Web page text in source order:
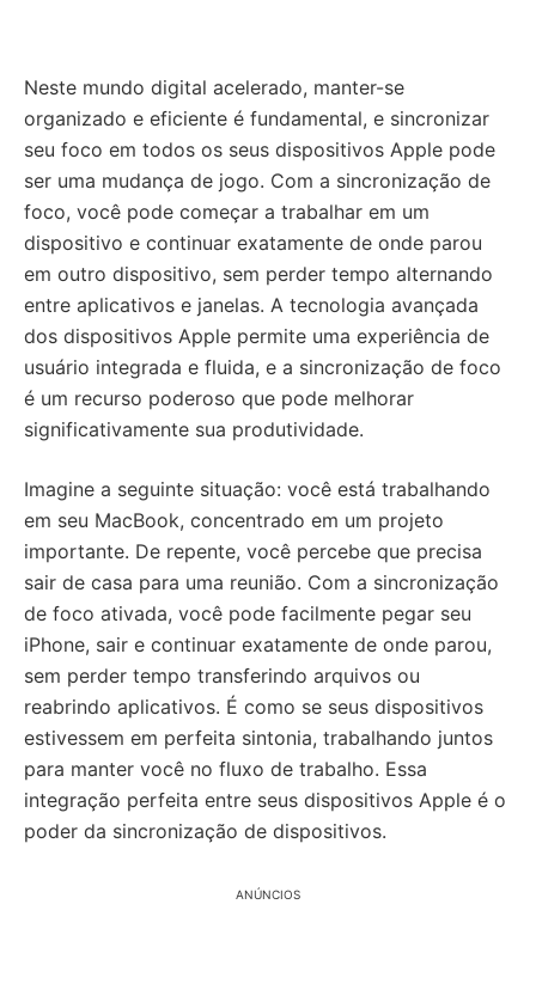
Neste mundo digital acelerado, manter-se
organizado e eficiente é fundamental, e sincronizar
seu foco em todos os seus dispositivos Apple pode
ser uma mudança de jogo. Com a sincronização de
foco, você pode começar a trabalhar em um
dispositivo e continuar exatamente de onde parou
em outro dispositivo, sem perder tempo alternando
entre aplicativos e janelas. A tecnologia avançada
dos dispositivos Apple permite uma experiência de
usuário integrada e fluida, e a sincronização de foco
é um recurso poderoso que pode melhorar
significativamente sua produtividade.
Imagine a seguinte situação: você está trabalhando
em seu MacBook, concentrado em um projeto
importante. De repente, você percebe que precisa
sair de casa para uma reunião. Com a sincronização
de foco ativada, você pode facilmente pegar seu
iPhone, sair e continuar exatamente de onde parou,
sem perder tempo transferindo arquivos ou
reabrindo aplicativos. É como se seus dispositivos
estivessem em perfeita sintonia, trabalhando juntos
para manter você no fluxo de trabalho. Essa
integração perfeita entre seus dispositivos Apple é o
poder da sincronização de dispositivos.
ANÚNCIOS